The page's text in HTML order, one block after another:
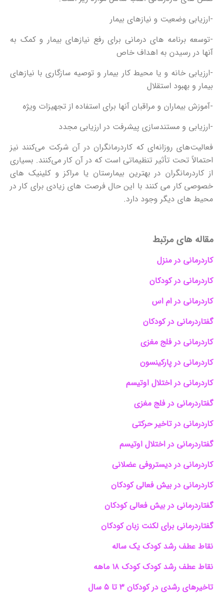
-ارزیابی وضعیت و نیازهای بیمار
-توسعه برنامه های درمانی برای رفع نیازهای بیمار و کمک به
آنها در رسیدن به اهداف خاص
-ارزیابی خانه و یا محیط کار بیمار و توصیه سازگاری با نیازهای
بیمار و بهبود استقلال
-آموزش بیماران و مراقبان آنها برای استفاده از تجهیزات ویژه
-ارزیابی و مستندسازی پیشرفت در ارزیابی مجدد
فعالیت‌های روزانه‌ای که کاردرمانگران در آن شرکت می‌کنند نیز
احتمالاً تحت تأثیر تنظیماتی است که در آن کار می‌کنند. بسیاری
از کاردرمانگران در بهترین بیمارستان یا مراکز و کلینیک های
خصوصی کار می کنند با این حال فرصت های زیادی برای کار در
محیط های دیگر وجود دارد.
مقاله های مرتبط
کاردرمانی در منزل
کاردرمانی در کودکان
کاردرمانی در ام اس
گفتاردرمانی در کودکان
کاردرمانی در فلج مغزی
کاردرمانی در پارکینسون
کاردرمانی در اختلال اوتیسم
گفتاردرمانی در فلج مغزی
کاردرمانی در تاخیر حرکتی
گفتاردرمانی در اختلال اوتیسم
کاردرمانی در دیستروفی عضلانی
کاردرمانی در بیش فعالی کودکان
گفتاردرمانی در بیش فعالی کودکان
گفتاردرمانی برای لکنت زبان کودکان
نقاط عطف رشد کودک یک ساله
نقاط عطف رشد کودک کودک ۱۸ ماهه
تاخیرهای رشدی در کودکان ۳ تا ۵ سال